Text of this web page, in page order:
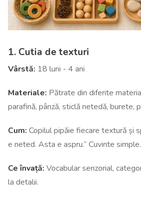
1. Cutia de texturi
Vârstă: 18 luni - 4 ani
Materiale: Pătrate din diferite
parafină, pânză, sticlă netedă, burete,
Cum: Copilul pipăie fiecare textură și
e neted. Asta e aspru.” Cuvinte simple.
Ce învață: Vocabular senzorial,
la detalii.